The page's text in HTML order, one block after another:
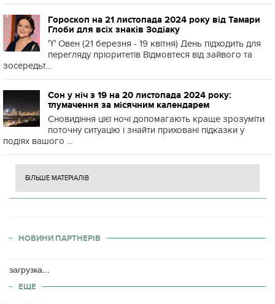
Гороскоп на 21 листопада 2024 року від Тамари
Глоби для всіх знаків Зодіаку
♈️ Овен (21 березня - 19 квітня) День підходить для
перегляду пріоритетів Відмовтеся від зайвого та
зосередьт...
Сон у ніч з 19 на 20 листопада 2024 року:
тлумачення за місячним календарем
Сновидіння цієї ночі допомагають краще зрозуміти
поточну ситуацію і знайти приховані підказки у
подіях вашого ...
БІЛЬШЕ МАТЕРІАЛІВ
НОВИНИ ПАРТНЕРІВ
загрузка...
ЕЩЕ